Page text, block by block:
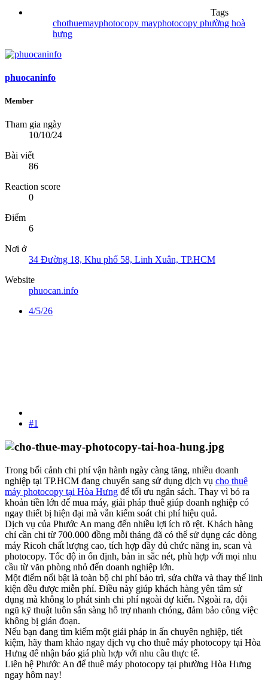
Tags
chothuemayphotocopy mayphotocopy phường hoà
hưng
phuocaninfo
Member
Tham gia ngày
10/10/24
Bài viết
86
Reaction score
0
Điểm
6
Nơi ở
34 Đường 18, Khu phố 58, Linh Xuân, TP.HCM
Website
phuocan.info
4/5/26
#1
Trong bối cảnh chi phí vận hành ngày càng tăng, nhiều doanh
nghiệp tại TP.HCM đang chuyển sang sử dụng dịch vụ cho thuê
máy photocopy tại Hòa Hưng để tối ưu ngân sách. Thay vì bỏ ra
khoản tiền lớn để mua máy, giải pháp thuê giúp doanh nghiệp có
ngay thiết bị hiện đại mà vẫn kiểm soát chi phí hiệu quả.
Dịch vụ của Phước An mang đến nhiều lợi ích rõ rệt. Khách hàng
chỉ cần chi từ 700.000 đồng mỗi tháng đã có thể sử dụng các dòng
máy Ricoh chất lượng cao, tích hợp đầy đủ chức năng in, scan và
photocopy. Tốc độ in ổn định, bản in sắc nét, phù hợp với mọi nhu
cầu từ văn phòng nhỏ đến doanh nghiệp lớn.
Một điểm nổi bật là toàn bộ chi phí bảo trì, sửa chữa và thay thế linh
kiện đều được miễn phí. Điều này giúp khách hàng yên tâm sử
dụng mà không lo phát sinh chi phí ngoài dự kiến. Ngoài ra, đội
ngũ kỹ thuật luôn sẵn sàng hỗ trợ nhanh chóng, đảm bảo công việc
không bị gián đoạn.
Nếu bạn đang tìm kiếm một giải pháp in ấn chuyên nghiệp, tiết
kiệm, hãy tham khảo ngay dịch vụ cho thuê máy photocopy tại Hòa
Hưng để nhận báo giá phù hợp với nhu cầu thực tế.
Liên hệ Phước An để thuê máy photocopy tại phường Hòa Hưng
ngay hôm nay!